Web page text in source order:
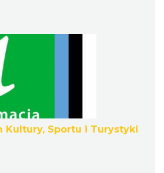
Kultury, Sportu i Turystyki